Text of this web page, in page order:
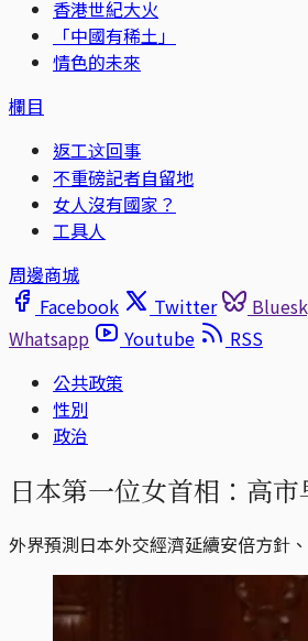
香港世紀大火
「中國有稀土」
情色的未來
欄目
返工这回事
不重磅記者自留地
女人沒有國家？
工具人
周邊商城
Facebook
Twitter
Whatsapp
Youtube
RSS
公共政策
性別
政治
日本第一位女首相：高
外界預測日本外交經濟延續安倍方針